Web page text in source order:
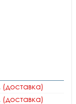
(доставка)
(доставка)